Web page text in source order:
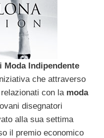
Moda Indipendente
che attraverso
relazionati con la moda
disegnatori
alla sua settima
il premio economico